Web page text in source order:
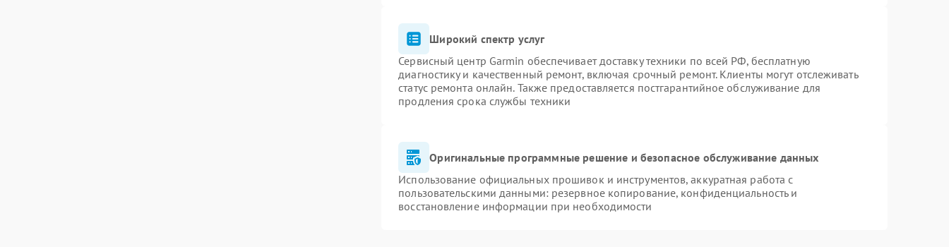
Широкий спектр услуг
Сервисный центр Garmin обеспечивает доставку техники по всей РФ, бесплатную
диагностику и качественный ремонт, включая срочный ремонт. Клиенты могут отслеживать
статус ремонта онлайн. Также предоставляется постгарантийное обслуживание для
продления срока службы техники
Оригинальные программные решение и безопасное обслуживание данных
Использование официальных прошивок и инструментов, аккуратная работа с
пользовательскими данными: резервное копирование, конфиденциальность и
восстановление информации при необходимости